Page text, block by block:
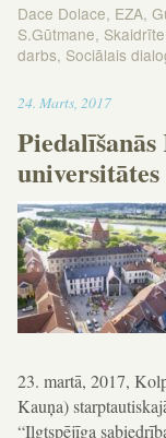
Dace Dolace, EZA,
S.Gūtmane,
darbs, Sociālais
24. Marts, 201713:58
23. martā, 2017,
Kauņa)
“Ilgtspējīga